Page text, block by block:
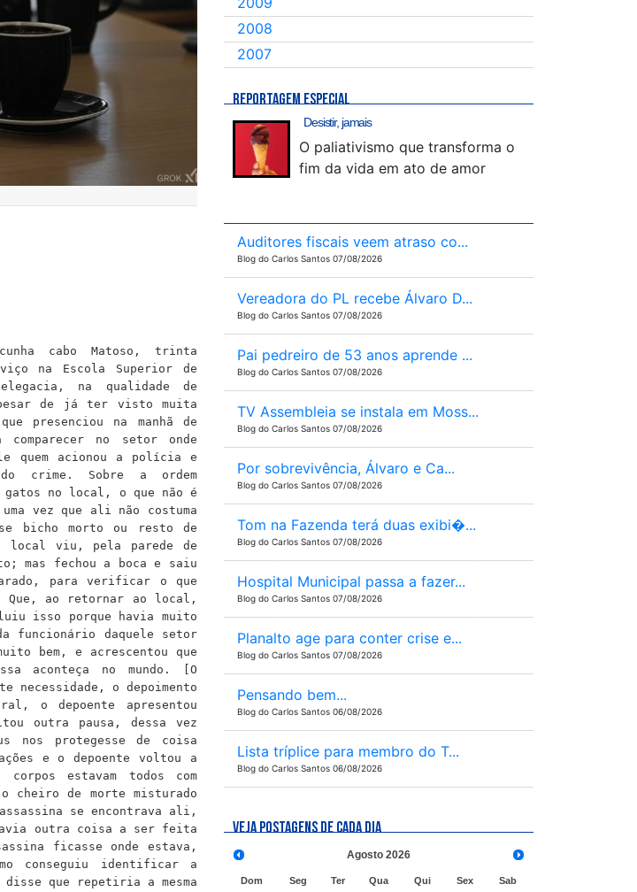
cabo Matoso, trinta
na Escola Superior de
na qualidade de
de já ter visto muita
presenciou na manhã de
no setor onde
quem acionou a polícia e
crime. Sobre a ordem
gatos no local, o que não é
vez que ali não costuma
bicho morto ou resto de
local viu, pela parede de
mas fechou a boca e saiu
para verificar o que
ao
retornar ao local,
isso porque havia muito
funcionário daquele setor
bem, e acrescentou que
aconteça no mundo. [O
necessidade, o depoimento
, o depoente apresentou
outra pausa, dessa vez
nos protegesse de coisa
e o depoente voltou a
estavam todos com
cheiro de morte misturado
se encontrava ali,
outra coisa a ser feita
ficasse onde estava,
conseguiu identificara
disse que repetiria a mesma
2008
2007
REPORTAGEM ESPECIAL
Desistir, jamais
O paliativismo que transforma o
fim da vida em ato de amor
Auditores fiscais veem atraso co...
Blog do Carlos Santos 07/08/2026
Vereadora do PL recebe Álvaro D...
Blog do Carlos Santos 07/08/2026
Pai pedreiro de 53 anos aprende ...
Blog do Carlos Santos 07/08/2026
TV Assembleia se instala em Moss...
Blog do Carlos Santos 07/08/2026
Por sobrevivência, Álvaro e Ca...
Blog do Carlos Santos 07/08/2026
Tom na Fazenda terá duas exibi�...
Blog do Carlos Santos 07/08/2026
Hospital Municipal passa a fazer...
Blog do Carlos Santos 07/08/2026
Planalto age para conter crise e...
Blog do Carlos Santos 07/08/2026
Pensando bem...
Blog do Carlos Santos 06/08/2026
Lista tríplice para membro do T...
Blog do Carlos Santos 06/08/2026
VEJA POSTAGENS DE CADA DIA
Agosto 2026
Dom Seg Ter Qua Qui Sex Sab